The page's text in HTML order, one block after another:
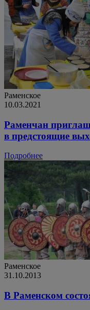
Раменское
10.03.2021
Раменчан
в предстоящие
Подробнее
Раменское
31.10.2013
В Раменском